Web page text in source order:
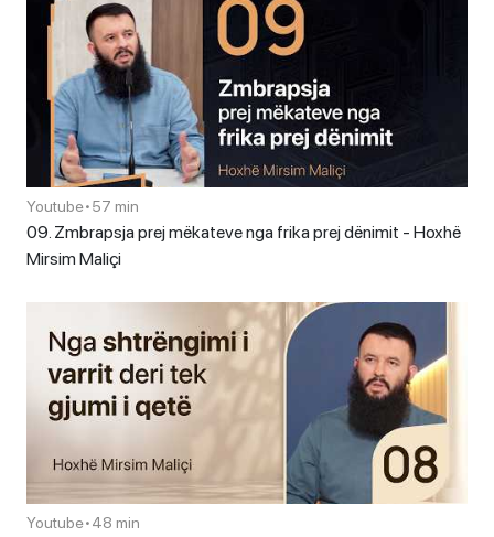
Youtube•57 min
09. Zmbrapsja prej mëkateve nga frika prej dënimit - Hoxhë
Mirsim Maliçi
Youtube•48 min